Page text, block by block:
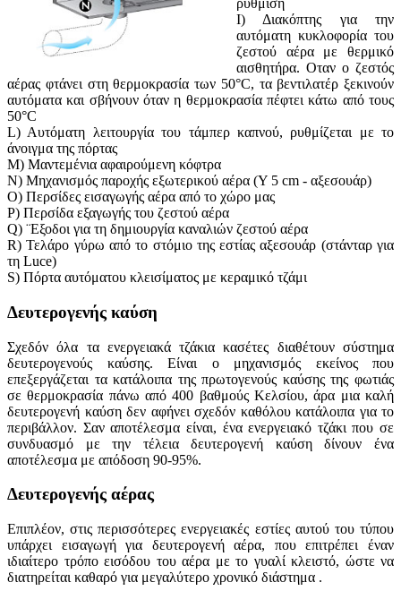
ρύθμιση
I) Διακόπτης για την
αυτόματη κυκλοφορία του
ζεστού αέρα με θερμικό
αισθητήρα. Οταν ο ζεστός
αέρας φτάνει στη θερμοκρασία των 50°C, τα βεντιλατέρ ξεκινούν
αυτόματα και σβήνουν όταν η θερμοκρασία πέφτει κάτω από τους
50°C
L) Αυτόματη λειτουργία του τάμπερ καπνού, ρυθμίζεται με το
άνοιγμα της πόρτας
M) Μαντεμένια αφαιρούμενη κόφτρα
N) Μηχανισμός παροχής εξωτερικού αέρα (Υ 5 cm - αξεσουάρ)
O) Περσίδες εισαγωγής αέρα από το χώρο μας
P) Περσίδα εξαγωγής του ζεστού αέρα
Q) ¨Εξοδοι για τη δημιουργία καναλιών ζεστού αέρα
R) Τελάρο γύρω από το στόμιο της εστίας αξεσουάρ (στάνταρ για
τη Luce)
S) Πόρτα αυτόματου κλεισίματος με κεραμικό τζάμι
Δευτερογενής καύση
Σχεδόν όλα τα ενεργειακά τζάκια κασέτες διαθέτουν σύστημα
δευτερογενούς καύσης. Είναι ο μηχανισμός εκείνος που
επεξεργάζεται τα κατάλοιπα της πρωτογενούς καύσης της φωτιάς
σε θερμοκρασία πάνω από 400 βαθμούς Κελσίου, άρα μια καλή
δευτερογενή καύση δεν αφήνει σχεδόν καθόλου κατάλοιπα για το
περιβάλλον. Σαν αποτέλεσμα είναι, ένα ενεργειακό τζάκι που σε
συνδυασμό με την τέλεια δευτερογενή καύση δίνουν ένα
αποτέλεσμα με απόδοση 90-95%.
Δευτερογενής αέρας
Επιπλέον, στις περισσότερες ενεργειακές εστίες αυτού του τύπου
υπάρχει εισαγωγή για δευτερογενή αέρα, που επιτρέπει έναν
ιδιαίτερο τρόπο εισόδου του αέρα με το γυαλί κλειστό, ώστε να
διατηρείται καθαρό για μεγαλύτερο χρονικό διάστημα .